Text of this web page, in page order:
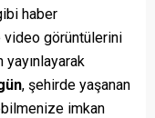
haber
video görüntülerini
, şehirde yaşanan
imkan